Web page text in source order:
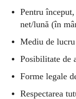
Pentru
net/lună (în
Mediu de
Posibilitate de
Forme legale
Respectarea